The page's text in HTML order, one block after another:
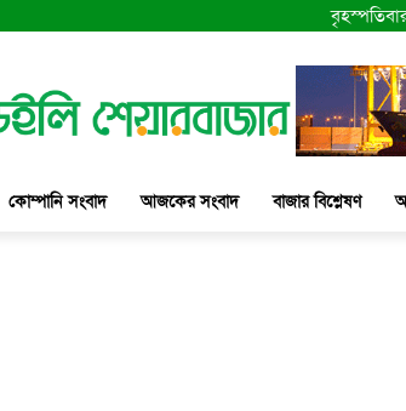
কোম্পানি সংবাদ আজকের সংবাদ বাজার বিশ্লেষণ